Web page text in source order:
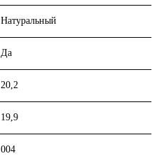
Натуральный
Да
20,2
19,9
004